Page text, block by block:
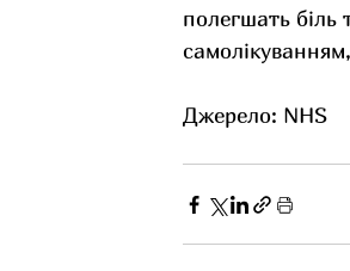
полегшать біль
Джерело: NHS